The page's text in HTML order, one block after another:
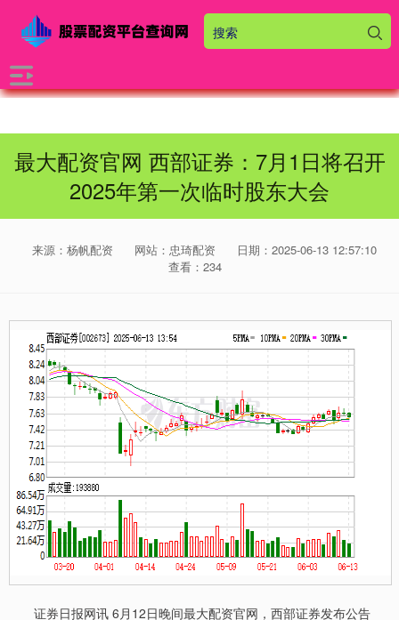
最大配资官网 西部证券：7月1日将召开
2025年第一次临时股东大会
来源：杨帆配资 网站：忠琦配资
日期：2025-06-13 12:57:10
查看：234
证券日报网讯 6月12日晚间最大配资官网，西部证券发布公告